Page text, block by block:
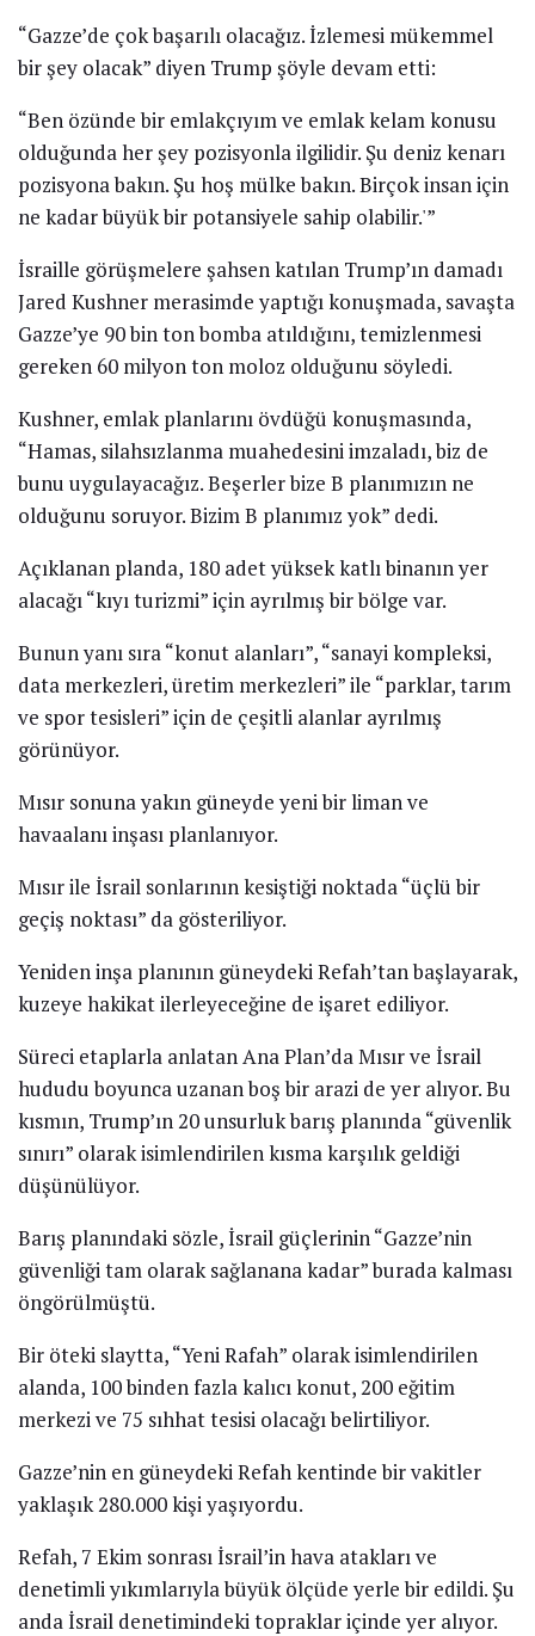
“Gazze’de çok başarılı olacağız. İzlemesi mükemmel
bir şey olacak” diyen Trump şöyle devam etti:
“Ben özünde bir emlakçıyım ve emlak kelam konusu
olduğunda her şey pozisyonla ilgilidir. Şu deniz kenarı
pozisyona bakın. Şu hoş mülke bakın. Birçok insan için
ne kadar büyük bir potansiyele sahip olabilir.'”
İsraille görüşmelere şahsen katılan Trump’ın damadı
Jared Kushner merasimde yaptığı konuşmada, savaşta
Gazze’ye 90 bin ton bomba atıldığını, temizlenmesi
gereken 60 milyon ton moloz olduğunu söyledi.
Kushner, emlak planlarını övdüğü konuşmasında,
“Hamas, silahsızlanma muahedesini imzaladı, biz de
bunu uygulayacağız. Beşerler bize B planımızın ne
olduğunu soruyor. Bizim B planımız yok” dedi.
Açıklanan planda, 180 adet yüksek katlı binanın yer
alacağı “kıyı turizmi” için ayrılmış bir bölge var.
Bunun yanı sıra “konut alanları”, “sanayi kompleksi,
data merkezleri, üretim merkezleri” ile “parklar, tarım
ve spor tesisleri” için de çeşitli alanlar ayrılmış
görünüyor.
Mısır sonuna yakın güneyde yeni bir liman ve
havaalanı inşası planlanıyor.
Mısır ile İsrail sonlarının kesiştiği noktada “üçlü bir
geçiş noktası” da gösteriliyor.
Yeniden inşa planının güneydeki Refah’tan başlayarak,
kuzeye hakikat ilerleyeceğine de işaret ediliyor.
Süreci etaplarla anlatan Ana Plan’da Mısır ve İsrail
hududu boyunca uzanan boş bir arazi de yer alıyor. Bu
kısmın, Trump’ın 20 unsurluk barış planında “güvenlik
sınırı” olarak isimlendirilen kısma karşılık geldiği
düşünülüyor.
Barış planındaki sözle, İsrail güçlerinin “Gazze’nin
güvenliği tam olarak sağlanana kadar” burada kalması
öngörülmüştü.
Bir öteki slaytta, “Yeni Rafah” olarak isimlendirilen
alanda, 100 binden fazla kalıcı konut, 200 eğitim
merkezi ve 75 sıhhat tesisi olacağı belirtiliyor.
Gazze’nin en güneydeki Refah kentinde bir vakitler
yaklaşık 280.000 kişi yaşıyordu.
Refah, 7 Ekim sonrası İsrail’in hava atakları ve
denetimli yıkımlarıyla büyük ölçüde yerle bir edildi. Şu
anda İsrail denetimindeki topraklar içinde yer alıyor.